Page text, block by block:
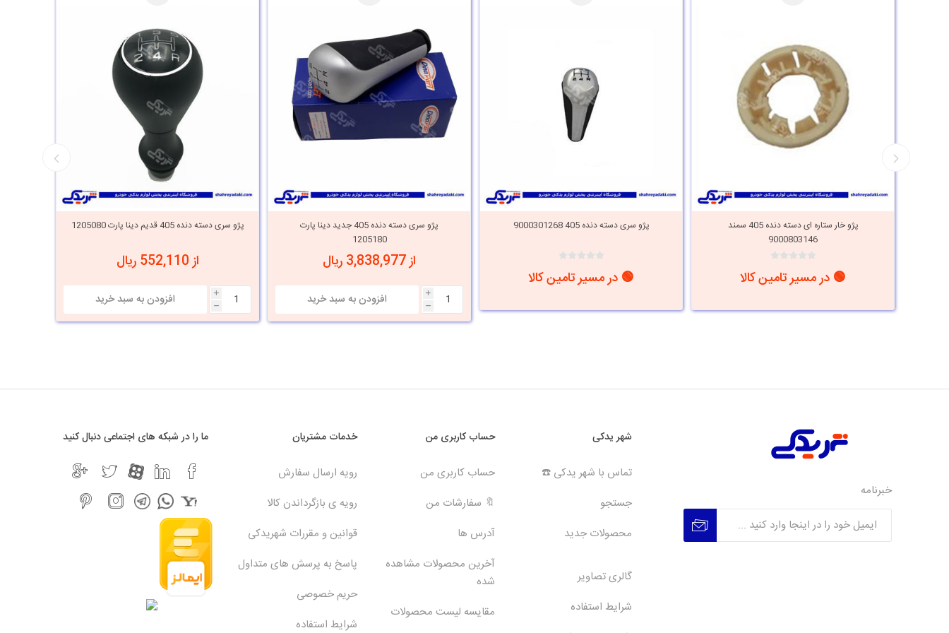
پژو خار ستاره ای دسته دنده 405 سمند
9000803146
🟢 در مسیر تامین کالا
پژو سری دسته دنده 405 9000301268
🟢 در مسیر تامین کالا
پژو سری دسته دنده 405 جدید دینا پارت
1205180
از 3,838,977 ریال
i
h
پژو سری دسته دنده 405 قدیم دینا پارت 1205080
از 552,110 ریال
i
h
خبرنامه
شهر یدکی
تماس با شهر یدکی ☎️
جستجو
محصولات جدید
گالری تصاویر
شرایط استفاده
حساب کاربری من
حساب کاربری من
🔖 سفارشات من
آدرس ها
آخرین محصولات مشاهده
شده
مقایسه لیست محصولات
خدمات مشتریان
رویه ارسال سفارش
رویه ی بازگرداندن کالا
قوانین و مقررات شهریدکی
پاسخ به پرسش های متداول
حریم خصوصی
شرایط استفاده
ما را در شبکه های اجتماعی دنبال کنید